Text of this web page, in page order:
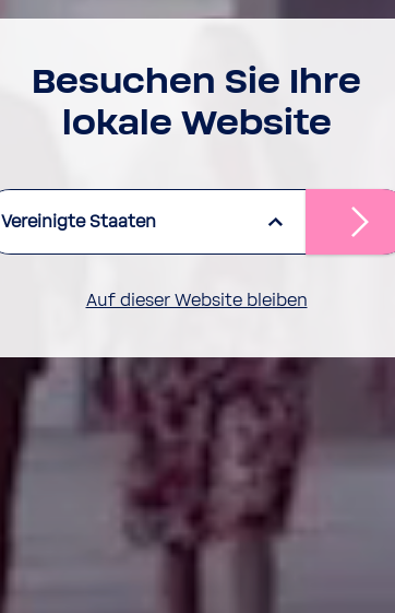
Besu­chen Sie Ihre
lokale Website
Vereinigte Staaten
Auf dieser Website bleiben